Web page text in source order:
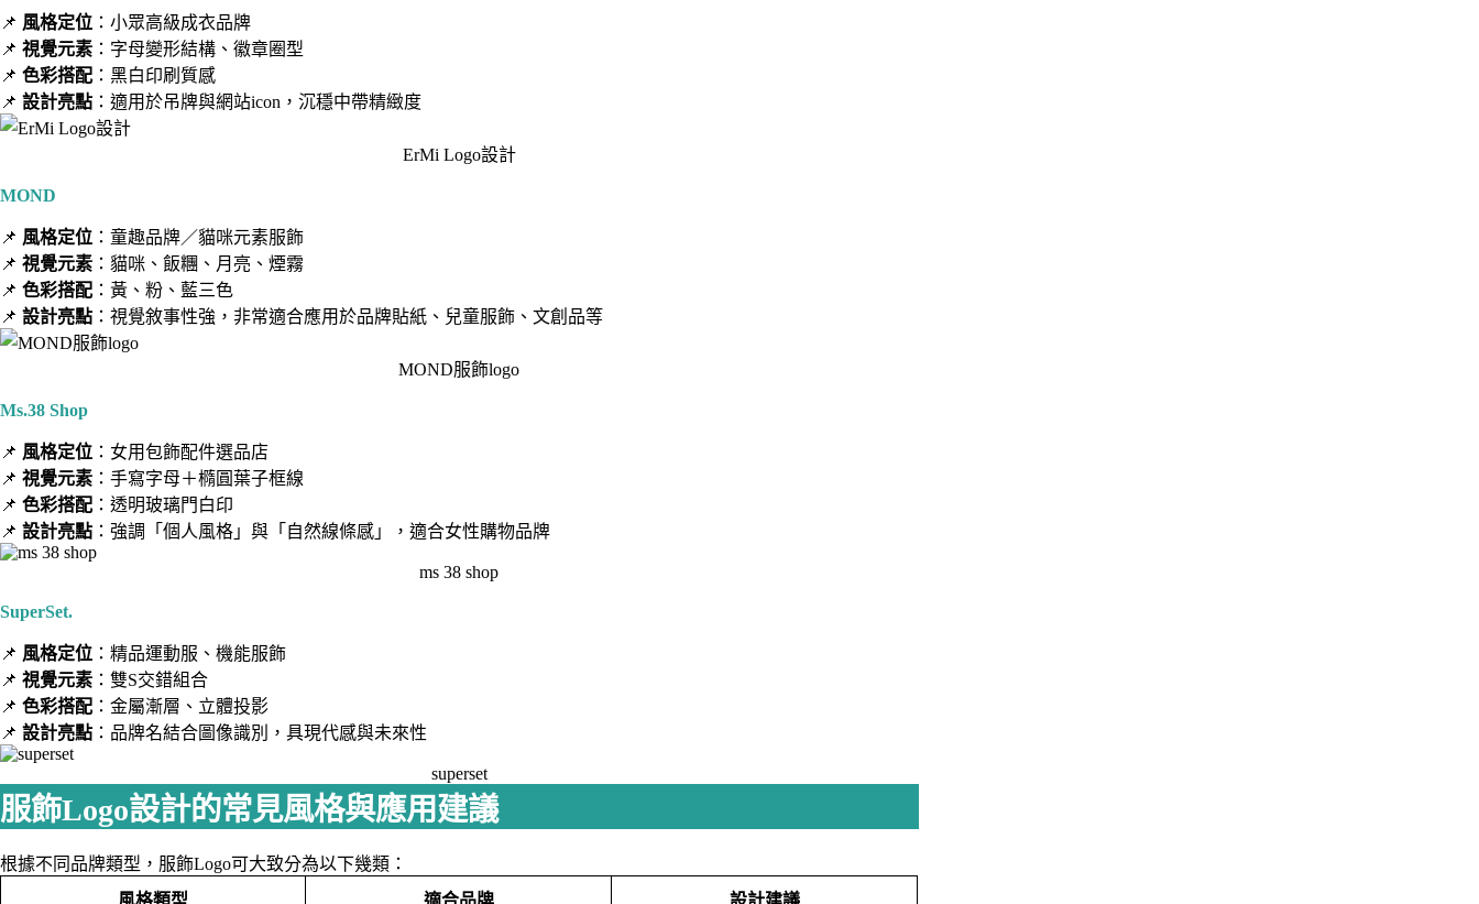
📌 風格定位 ：小眾高級成衣品牌
📌 視覺元素 ：字母變形結構、徽章圈型
📌 色彩搭配 ：黑白印刷質感
📌 設計亮點 ：適用於吊牌與網站icon，沉穩中帶精緻度
ErMi Logo設計
MOND
📌 風格定位 ：童趣品牌／貓咪元素服飾
📌 視覺元素 ：貓咪、飯糰、月亮、煙霧
📌 色彩搭配 ：黃、粉、藍三色
📌 設計亮點 ：視覺敘事性強，非常適合應用於品牌貼紙、兒童服飾、文創品等
MOND服飾logo
Ms.38 Shop
📌 風格定位 ：女用包飾配件選品店
📌 視覺元素 ：手寫字母＋橢圓葉子框線
📌 色彩搭配 ：透明玻璃門白印
📌 設計亮點 ：強調「個人風格」與「自然線條感」，適合女性購物品牌
ms 38 shop
SuperSet.
📌 風格定位 ：精品運動服、機能服飾
📌 視覺元素 ：雙S交錯組合
📌 色彩搭配 ：金屬漸層、立體投影
📌 設計亮點 ：品牌名結合圖像識別，具現代感與未來性
superset
服飾Logo設計的常見風格與應用建議
根據不同品牌類型，服飾Logo可大致分為以下幾類：